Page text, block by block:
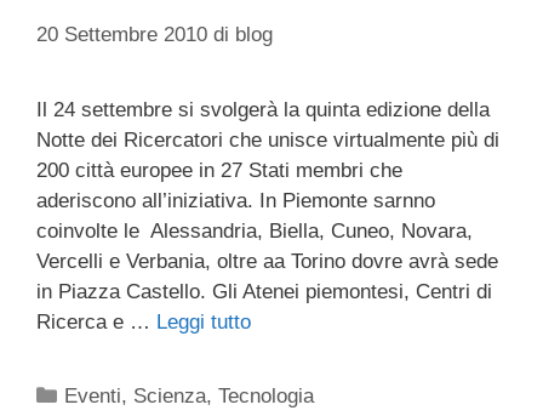
20 Settembre 2010 di blog
Il 24 settembre si svolgerà la quinta edizione della
Notte dei Ricercatori che unisce virtualmente più di
200 città europee in 27 Stati membri che
aderiscono all’iniziativa. In Piemonte sarnno
coinvolte le Alessandria, Biella, Cuneo, Novara,
Vercelli e Verbania, oltre aa Torino dovre avrà sede
in Piazza Castello. Gli Atenei piemontesi, Centri di
Ricerca e … Leggi tutto
Categorie
Eventi, Scienza,Tecnologia